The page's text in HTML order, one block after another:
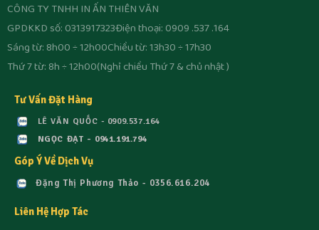
CÔNG TY TNHH IN ẤN THIÊN VĂN
GPDKKD số: 0313917323Điện thoại: 0909 .537 .164
Sáng từ: 8h00 ÷ 12h00Chiều từ: 13h30 ÷ 17h30
Thứ 7 từ: 8h ÷ 12h00(Nghỉ chiều Thứ 7 & chủ nhật )
Tư Vấn Đặt Hàng
LÊ VĂN QUỐC - 0909.537.164
NGỌC ĐẠT - 0941.191.794
Góp Ý Về Dịch Vụ
Đặng Thị Phương Thảo - 0356.616.204
Liên Hệ Hợp Tác